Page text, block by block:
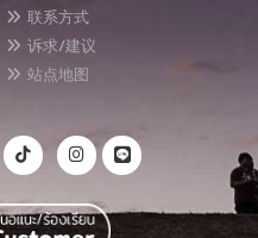
联系方式
诉求/建议
站点地图